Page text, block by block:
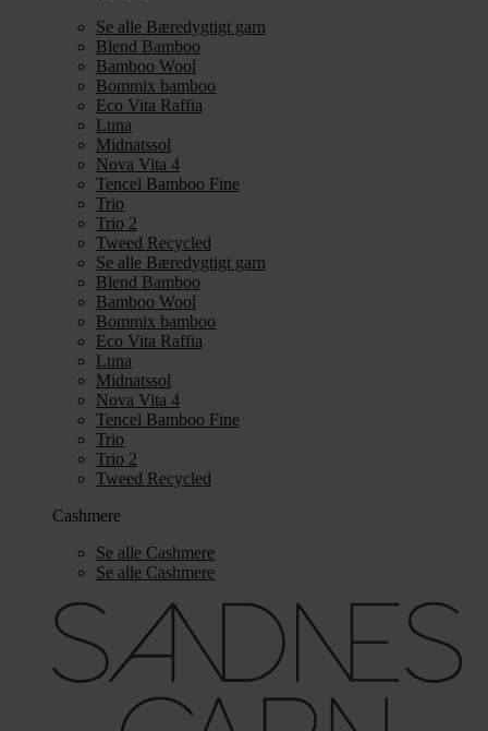
Se alle Bæredygtigt garn
Blend Bamboo
Bamboo Wool
Bommix bamboo
Eco Vita Raffia
Luna
Midnatssol
Nova Vita 4
Tencel Bamboo Fine
Trio
Trio 2
Tweed Recycled
Se alle Bæredygtigt garn
Blend Bamboo
Bamboo Wool
Bommix bamboo
Eco Vita Raffia
Luna
Midnatssol
Nova Vita 4
Tencel Bamboo Fine
Trio
Trio 2
Tweed Recycled
Cashmere
Se alle Cashmere
Se alle Cashmere